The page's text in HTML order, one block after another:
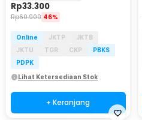
Rp33.300
Rp60.900 46%
Online JKTP
JKTB
JKTU
TGR CKP
PBKS
PDPK
Lihat Ketersediaan Stok
+ Keranjang